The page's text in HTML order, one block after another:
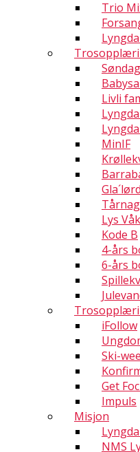
Trio
Livli
MinIF
Lys
Kode B
4-års
6-års
iFollow
Ski-
Get
Impuls
Misjon
NMS